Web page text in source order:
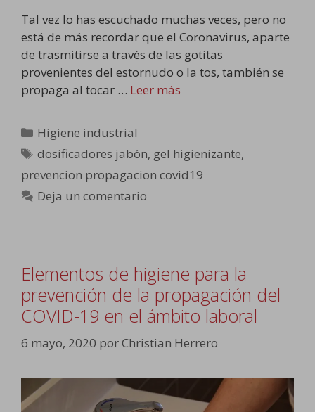
Tal vez lo has escuchado muchas veces, pero no
está de más recordar que el Coronavirus, aparte
de trasmitirse a través de las gotitas
provenientes del estornudo o la tos, también se
propaga al tocar … Leer más
Categorías
Higiene industrial
Etiquetas
dosificadores jabón, gel higienizante,
prevencion propagacion covid19
Deja un comentario
Elementos de higiene para la
prevención de la propagación del
COVID-19 en el ámbito laboral
6 mayo, 2020 porChristian Herrero